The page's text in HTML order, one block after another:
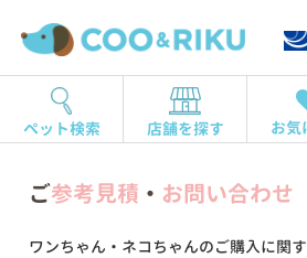
ペット検索 店舗を探す お気
ご参考見積 ・ お問い合わせ
ワンちゃん・ネコちゃんのご購入に関